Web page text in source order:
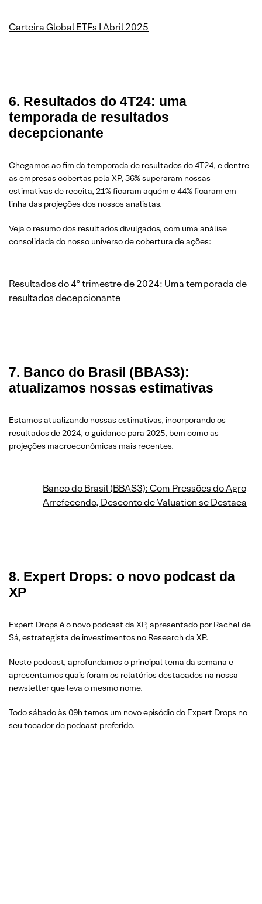
Carteira Global ETFs I Abril 2025
6. Resultados do 4T24: uma
temporada de resultados
decepcionante
Chegamos ao fim da temporada de resultados do 4T24, e dentre
as empresas cobertas pela XP, 36% superaram nossas
estimativas de receita, 21% ficaram aquém e 44% ficaram em
linha das projeções dos nossos analistas.
Veja o resumo dos resultados divulgados, com uma análise
consolidada do nosso universo de cobertura de ações:
Resultados do 4º trimestre de 2024: Uma temporada de
resultados decepcionante
7. Banco do Brasil (BBAS3):
atualizamos nossas estimativas
Estamos atualizando nossas estimativas, incorporando os
resultados de 2024, o guidance para 2025, bem como as
projeções macroeconômicas mais recentes.
Banco do Brasil (BBAS3): Com Pressões do Agro
Arrefecendo, Desconto de Valuation se Destaca
8. Expert Drops: o novo podcast da
XP
Expert Drops é o novo podcast da XP, apresentado por Rachel de
Sá, estrategista de investimentos no Research da XP.
Neste podcast, aprofundamos o principal tema da semana e
apresentamos quais foram os relatórios destacados na nossa
newsletter que leva o mesmo nome.
Todo sábado às 09h temos um novo episódio do Expert Drops no
seu tocador de podcast preferido.